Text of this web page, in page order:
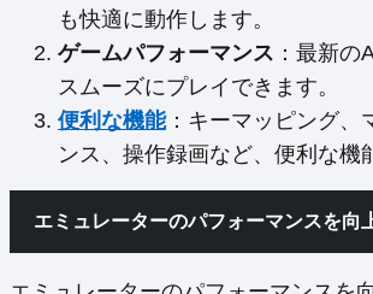
も快適に動作します。
ゲームパフォーマンス ：最新の
スムーズにプレイできます。
便利な機能：キーマッピング、
ンス、操作録画など、便利な機
エミュレーターのパフォーマンスを向